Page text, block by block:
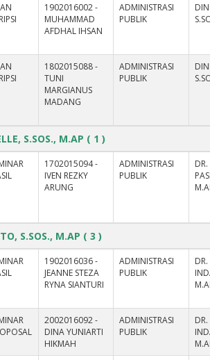
1902016002 -
MUHAMMAD
AFDHAL IHSAN
ADMINISTRASI
PUBLIK
1802015088 -
TUNI
MARGIANUS
MADANG
ADMINISTRASI
PUBLIK
S.SOS., M.AP ( 1 )
1702015094 -
IVEN REZKY
ARUNG
ADMINISTRASI
PUBLIK
S.SOS., M.AP ( 3 )
1902016036 -
JEANNE STEZA
RYNA SIANTURI
ADMINISTRASI
PUBLIK
2002016092 -
DINA YUNIARTI
HIKMAH
ADMINISTRASI
PUBLIK